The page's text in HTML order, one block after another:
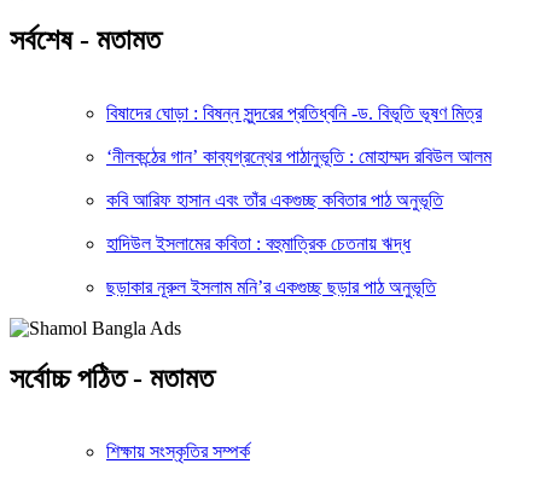
সর্বশেষ - মতামত
বিষাদের ঘোড়া : বিষন্ন সুন্দরের প্রতিধ্বনি -ড. বিভূতি ভূষণ মিত্র
‘নীলকন্ঠের গান’ কাব্যগ্রন্থের পাঠানুভূতি : মোহাম্মদ রবিউল আলম
কবি আরিফ হাসান এবং তাঁর একগুচ্ছ কবিতার পাঠ অনুভূতি
হাদিউল ইসলামের কবিতা : বহুমাত্রিক চেতনায় ঋদ্ধ
ছড়াকার নূরুল ইসলাম মনি’র একগুচ্ছ ছড়ার পাঠ অনুভূতি
সর্বোচ্চ পঠিত - মতামত
শিক্ষায় সংস্কৃতির সম্পর্ক